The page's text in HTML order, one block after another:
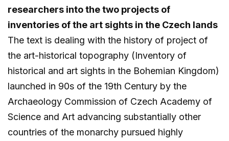
researchers into the two projects of
inventories of the art sights in the Czech lands
The text is dealing with the history of project of
the art-historical topography (Inventory of
historical and art sights in the Bohemian Kingdom)
launched in 90s of the 19th Century by the
Archaeology Commission of Czech Academy of
Science and Art advancing substantially other
countries of the monarchy pursued highly